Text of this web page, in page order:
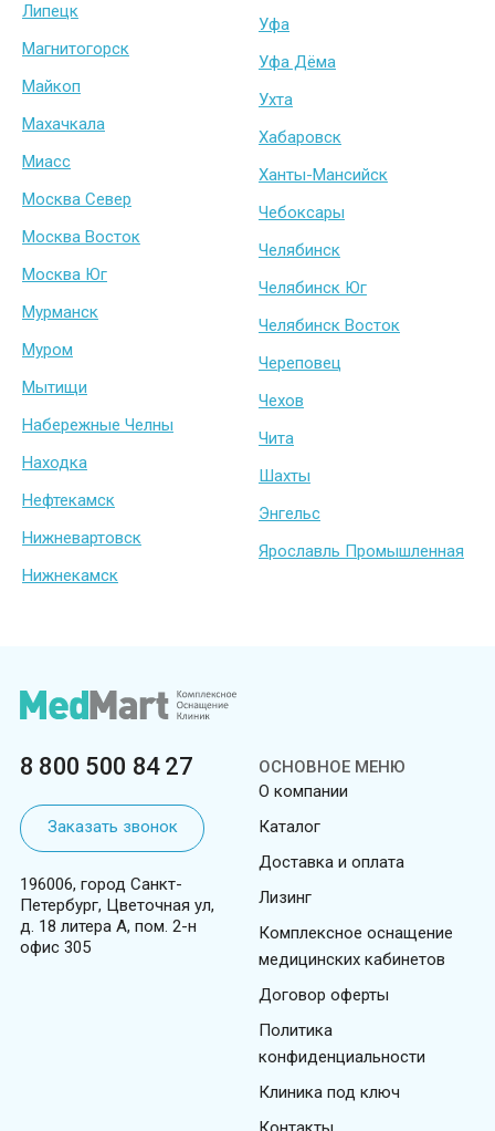
Липецк
Магнитогорск
Майкоп
Махачкала
Миасс
Москва Север
Москва Восток
Москва Юг
Мурманск
Муром
Мытищи
Набережные Челны
Находка
Нефтекамск
Нижневартовск
Нижнекамск
Уфа
Уфа Дёма
Ухта
Хабаровск
Ханты-Мансийск
Чебоксары
Челябинск
Челябинск Юг
Челябинск Восток
Череповец
Чехов
Чита
Шахты
Энгельс
Ярославль Промышленная
8 800 500 84 27
Заказать звонок
196006, город Санкт-
Петербург, Цветочная ул,
д. 18 литера А, пом. 2-н
офис 305
ОСНОВНОЕ МЕНЮ
О компании
Каталог
Доставка и оплата
Лизинг
Комплексное оснащение
медицинских кабинетов
Договор оферты
Политика
конфиденциальности
Клиника под ключ